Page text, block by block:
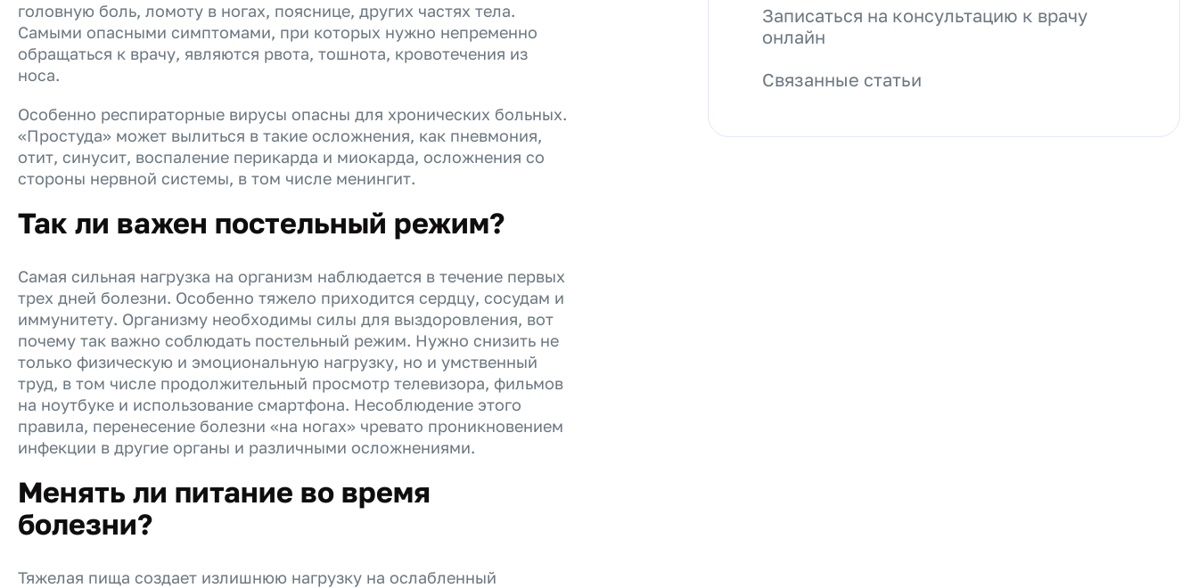
головную боль, ломоту в ногах, пояснице, других частях тела.
Самыми опасными симптомами, при которых нужно непременно
обращаться к врачу, являются рвота, тошнота, кровотечения из
носа.
Особенно респираторные вирусы опасны для хронических больных.
«Простуда» может вылиться в такие осложнения, как пневмония,
отит, синусит, воспаление перикарда и миокарда, осложнения со
стороны нервной системы, в том числе менингит.
Так ли важен постельный режим?
Самая сильная нагрузка на организм наблюдается в течение первых
трех дней болезни. Особенно тяжело приходится сердцу, сосудам и
иммунитету. Организму необходимы силы для выздоровления, вот
почему так важно соблюдать постельный режим. Нужно снизить не
только физическую и эмоциональную нагрузку, но и умственный
труд, в том числе продолжительный просмотр телевизора, фильмов
на ноутбуке и использование смартфона. Несоблюдение этого
правила, перенесение болезни «на ногах» чревато проникновением
инфекции в другие органы и различными осложнениями.
Менять ли питание во время
болезни?
Тяжелая пища создает излишнюю нагрузку на ослабленный
Записаться на консультацию к врачу
онлайн
Связанные статьи